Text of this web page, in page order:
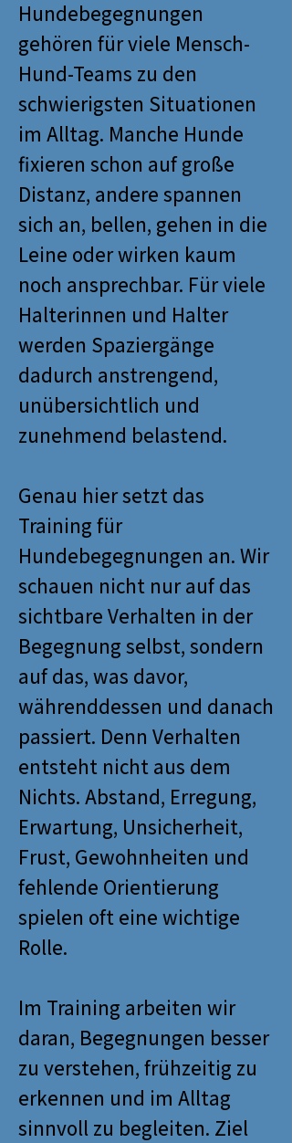
Hundebegegnungen
gehören für viele Mensch-
Hund-Teams zu den
schwierigsten Situationen
im Alltag. Manche Hunde
fixieren schon auf große
Distanz, andere spannen
sich an, bellen, gehen in die
Leine oder wirken kaum
noch ansprechbar. Für viele
Halterinnen und Halter
werden Spaziergänge
dadurch anstrengend,
unübersichtlich und
zunehmend belastend.
Genau hier setzt das
Training für
Hundebegegnungen an. Wir
schauen nicht nur auf das
sichtbare Verhalten in der
Begegnung selbst, sondern
auf das, was davor,
währenddessen und danach
passiert. Denn Verhalten
entsteht nicht aus dem
Nichts. Abstand, Erregung,
Erwartung, Unsicherheit,
Frust, Gewohnheiten und
fehlende Orientierung
spielen oft eine wichtige
Rolle.
Im Training arbeiten wir
daran, Begegnungen besser
zu verstehen, frühzeitig zu
erkennen und im Alltag
sinnvoll zu begleiten. Ziel